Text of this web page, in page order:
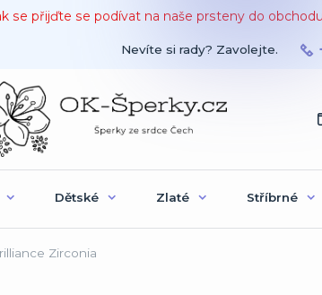
se přijďte se podívat na naše prsteny do
Nevíte si rady? Zavolejte.
Dětské Zlaté Stříbrné
Zirconia